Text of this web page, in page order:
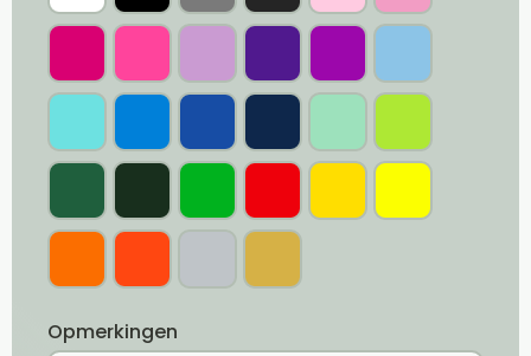
Opmerkingen